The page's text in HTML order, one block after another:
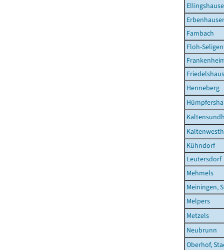
Fambach
Floh-
Henneberg
Kühndorf
Leutersdorf
Mehmels
Meiningen,
Melpers
Metzels
Neubrunn
Oberhof,